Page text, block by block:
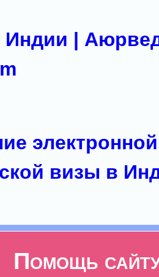
Индии |
электронной
визы в
Помощь